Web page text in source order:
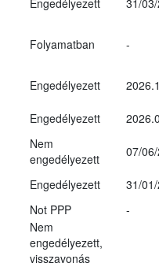
Engedélyezett
31/
Folyamatban -
Engedélyezett
Engedélyezett
Nem
engedélyezett
07/
Engedélyezett
31/
Not PPP -
Nem
engedélyezett,
visszavonás